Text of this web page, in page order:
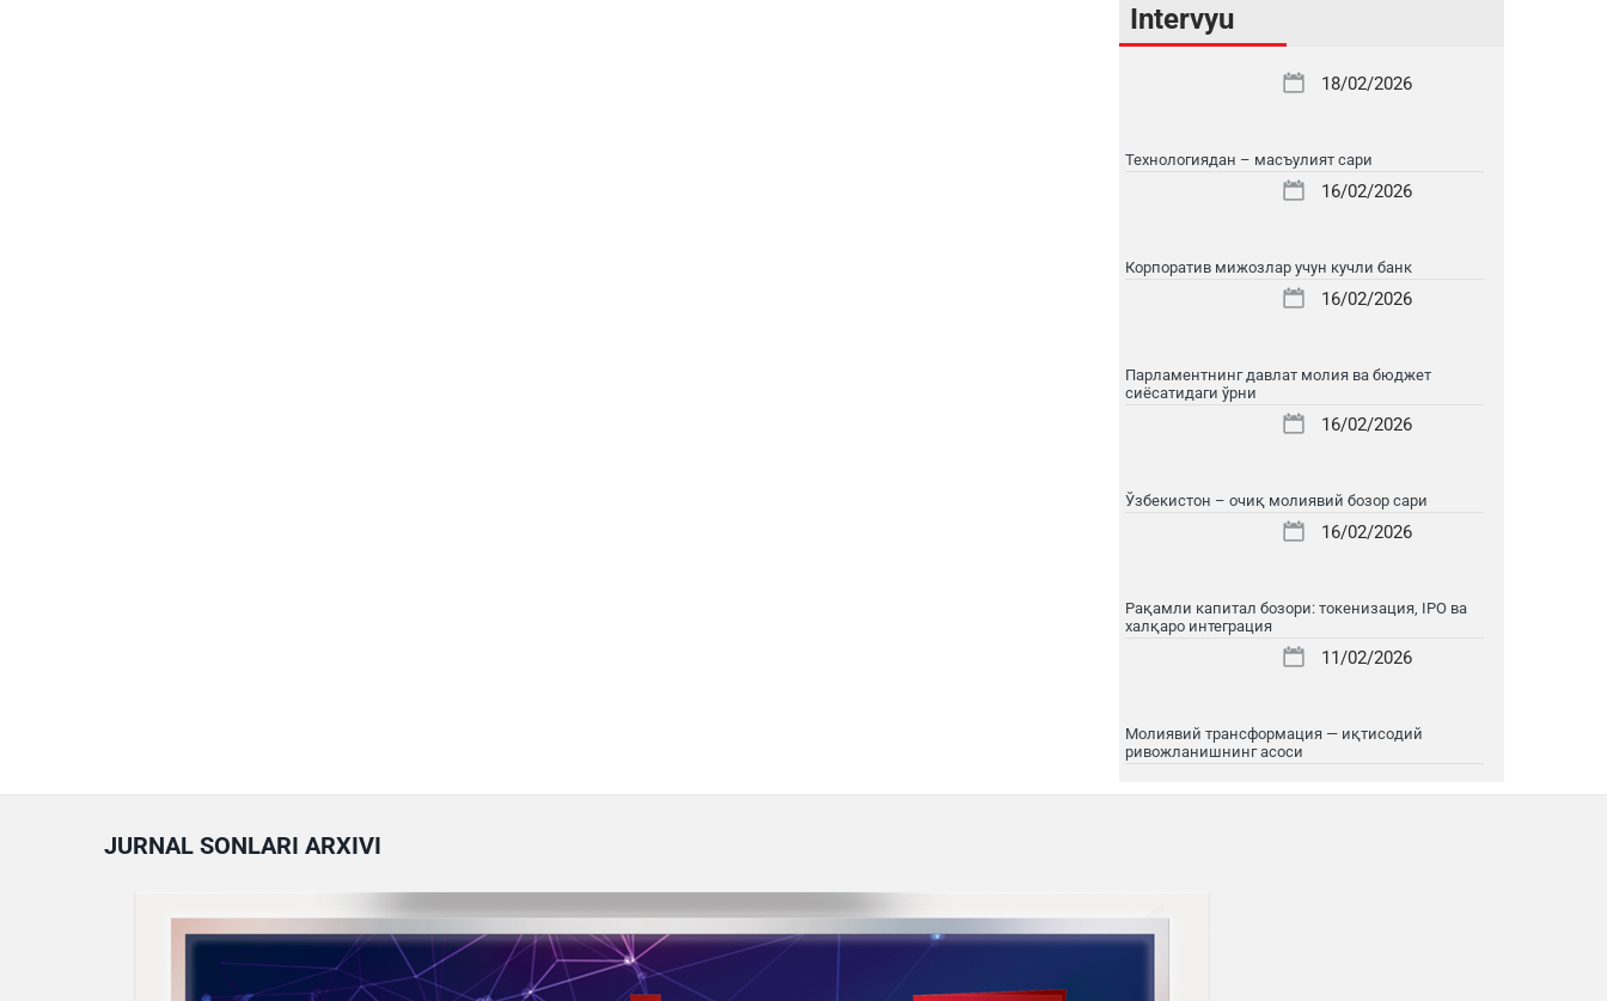
Intervyu
18/02/2026
Технологиядан – масъулият сари
16/02/2026
Корпоратив мижозлар учун кучли банк
16/02/2026
Парламентнинг давлат молия ва бюджет
сиёсатидаги ўрни
16/02/2026
Ўзбекистон – очиқ молиявий бозор сари
16/02/2026
Рақамли капитал бозори: токенизация, IPO ва
халқаро интеграция
11/02/2026
Молиявий трансформация — иқтисодий
ривожланишнинг асоси
JURNAL SONLARI ARXIVI